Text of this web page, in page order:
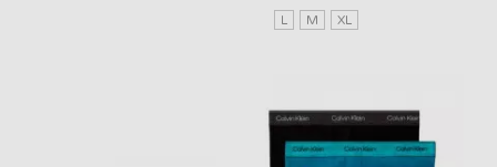
L M XL